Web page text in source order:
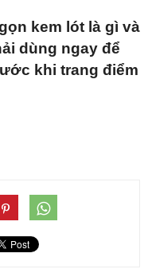
kem lót là gì và
dùng ngay để
khi trang điểm